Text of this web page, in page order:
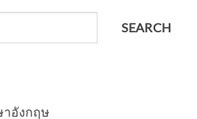
SEARCH
าอังกฤษ